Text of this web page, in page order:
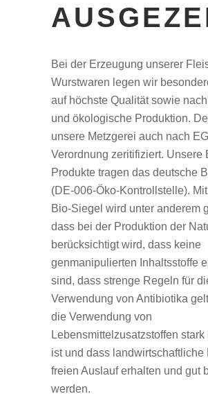
Bei der Erzeugung unserer
Wurstwaren legen wir
auf höchste Qualität sowie
und ökologische Produktion.
unsere Metzgerei auch nach
Verordnung zeritifiziert. Unsere
Produkte tragen das deutsche
(DE-006-Öko-Kontrollstelle).
Bio-Siegel wird unter anderem
dass bei der Produktion der
berücksichtigt wird, dass keine
genmanipulierten Inhaltsstoffe
sind, dass strenge Regeln für
Verwendung von Antibiotika
die Verwendung von
Lebensmittelzusatzstoffen stark
ist und dass landwirtschaftliche
freien Auslauf erhalten und gut
werden.